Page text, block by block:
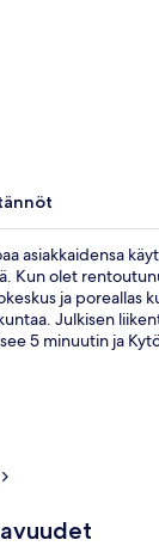
asiakkaidensa
Kun olet
ja
Julkisen
5 minuutin ja